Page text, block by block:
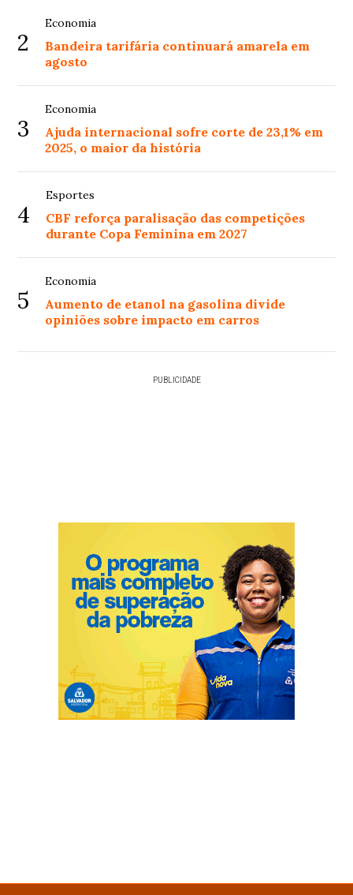
2
Economia
Bandeira tarifária continuará amarela em
agosto
3
Economia
Ajuda internacional sofre corte de 23,1% em
2025, o maior da história
4
Esportes
CBF reforça paralisação das competições
durante Copa Feminina em 2027
5
Economia
Aumento de etanol na gasolina divide
opiniões sobre impacto em carros
PUBLICIDADE